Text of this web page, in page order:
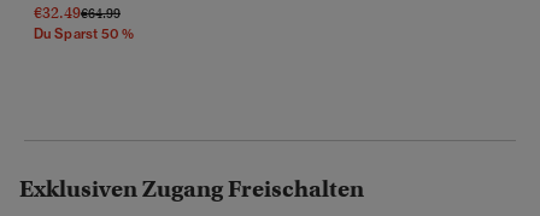
€32.49Preis Wurde Reduziert Von
€64.99Bis
Du Sparst 50 %
Exklusiven Zugang Freischalten